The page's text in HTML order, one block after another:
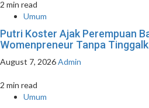
2 min read
Umum
Putri Koster Ajak Perempuan
Womenpreneur Tanpa
August 7, 2026Admin
2 min read
Umum